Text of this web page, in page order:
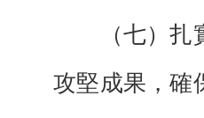
（七）扎實
攻堅成果，確